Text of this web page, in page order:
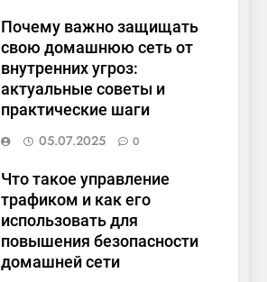
Почему важно защищать
свою домашнюю сеть от
внутренних угроз:
актуальные советы и
практические шаги
05.07.2025
0
Что такое управление
трафиком и как его
использовать для
повышения безопасности
домашней сети